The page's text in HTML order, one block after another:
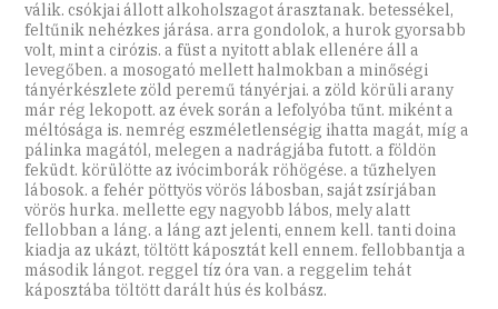
válik. csókjai állott alkoholszagot árasztanak. betessékel,
feltűnik nehézkes járása. arra gondolok, a hurok gyorsabb
volt, mint a cirózis. a füst a nyitott ablak ellenére áll a
levegőben. a mosogató mellett halmokban a minőségi
tányérkészlete zöld peremű tányérjai. a zöld körüli arany
már rég lekopott. az évek során a lefolyóba tűnt. miként a
méltósága is. nemrég eszméletlenségig ihatta magát, míg a
pálinka magától, melegen a nadrágjába futott. a földön
feküdt. körülötte az ivócimborák röhögése. a tűzhelyen
lábosok. a fehér pöttyös vörös lábosban, saját zsírjában
vörös hurka. mellette egy nagyobb lábos, mely alatt
fellobban a láng. a láng azt jelenti, ennem kell. tanti doina
kiadja az ukázt, töltött káposztát kell ennem. fellobbantja a
második lángot. reggel tíz óra van. a reggelim tehát
káposztába töltött darált hús és kolbász.